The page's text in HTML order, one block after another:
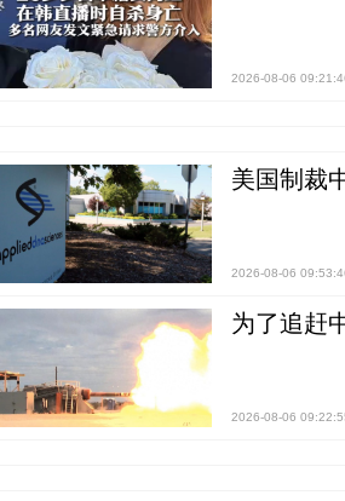
2026-08-06
美国制裁
2026-08-06
为了追赶
2026-08-06